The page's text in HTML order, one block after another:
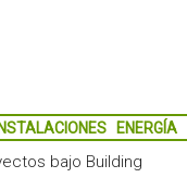
INSTALACIONES ENERGÍA
bajo Building